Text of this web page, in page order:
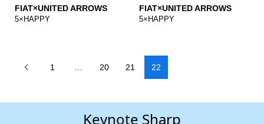
FIAT×UNITED ARROWS
5×HAPPY
FIAT×UNITED ARROWS
5×HAPPY
 1 20 21 22
Keynote Sharp